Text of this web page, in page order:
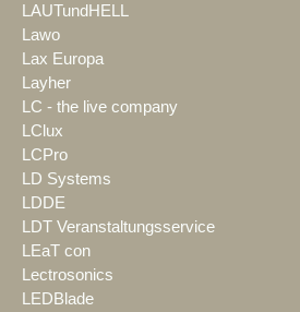
LAUTundHELL
Lawo
Lax Europa
Layher
LC - the live company
LClux
LCPro
LD Systems
LDDE
LDT Veranstaltungsservice
LEaT con
Lectrosonics
LEDBlade